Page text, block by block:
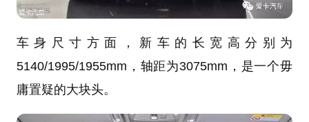
车身尺寸方面，新车的长宽高分别为
5140/1995/1955mm，轴距为3075mm，是一个毋
庸置疑的大块头。